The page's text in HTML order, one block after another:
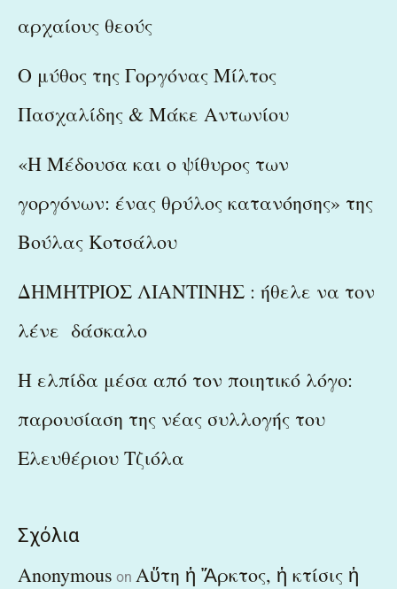
αρχαίους θεούς
Ο μύθος της Γοργόνας Μίλτος
Πασχαλίδης & Μάκε Αντωνίου
«Η Μέδουσα και ο ψίθυρος των
γοργόνων: ένας θρύλος κατανόησης» της
Βούλας Κοτσάλου
ΔΗΜΗΤΡΙΟΣ ΛΙΑΝΤΙΝΗΣ : ήθελε να τον
λένε δάσκαλο
Η ελπίδα μέσα από τον ποιητικό λόγο:
παρουσίαση της νέας συλλογής του
Ελευθέριου Τζιόλα
Σχόλια
Anonymous on Αὕτη ἡ Ἄρκτος, ἡ κτίσις ἡ